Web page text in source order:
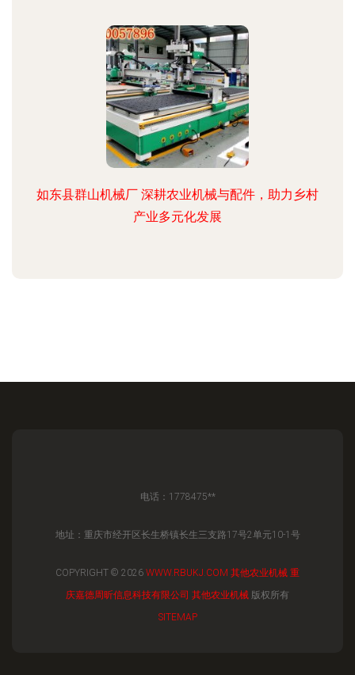
如东县群山机械厂 深耕农业机械与配件，助力乡村
产业多元化发展
电话：1778475**
地址：重庆市经开区长生桥镇长生三支路17号2单元10-1号
COPYRIGHT © 2026 WWW.RBUKJ.COM 其他农业机械 重
庆嘉德周昕信息科技有限公司 其他农业机械 版权所有
SITEMAP